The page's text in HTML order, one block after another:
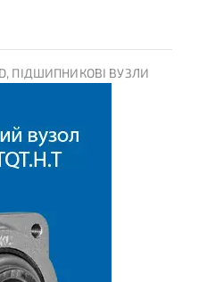
, ПІДШИПНИКОВІ ВУЗЛИ